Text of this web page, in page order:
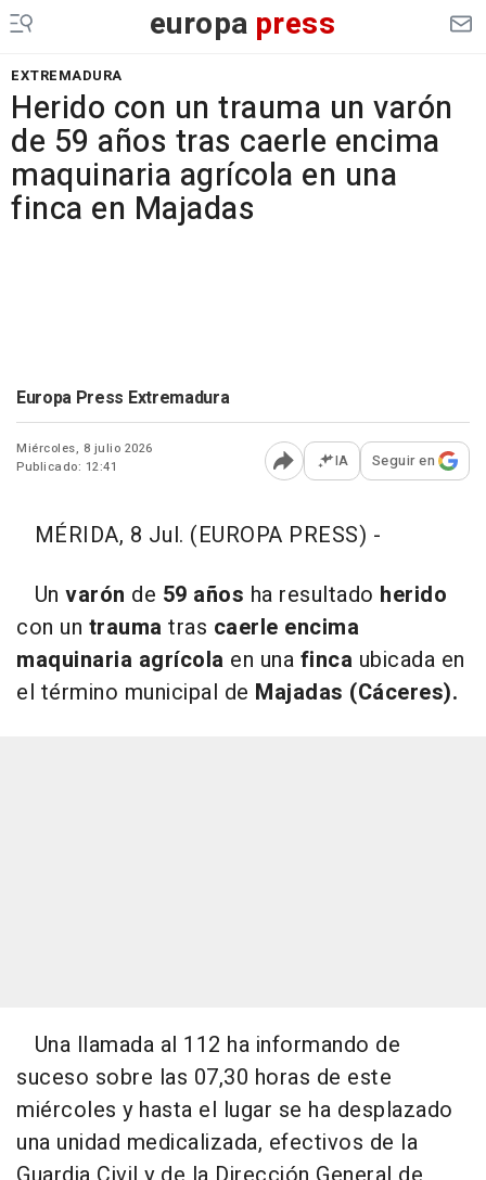
europa press
EXTREMADURA
Herido con un trauma un varón
de 59 años tras caerle encima
maquinaria agrícola en una
finca en Majadas
Europa Press Extremadura
Miércoles, 8 julio 2026
Publicado: 12:41
Abrir opciones para
IA Seguir en
MÉRIDA, 8 Jul. (EUROPA PRESS) -
Un varón de 59 años ha resultado herido
con un trauma tras caerle encima
maquinaria agrícola en una finca ubicada en
el término municipal de Majadas (Cáceres).
Una llamada al 112 ha informando de
suceso sobre las 07,30 horas de este
miércoles y hasta el lugar se ha desplazado
una unidad medicalizada, efectivos de la